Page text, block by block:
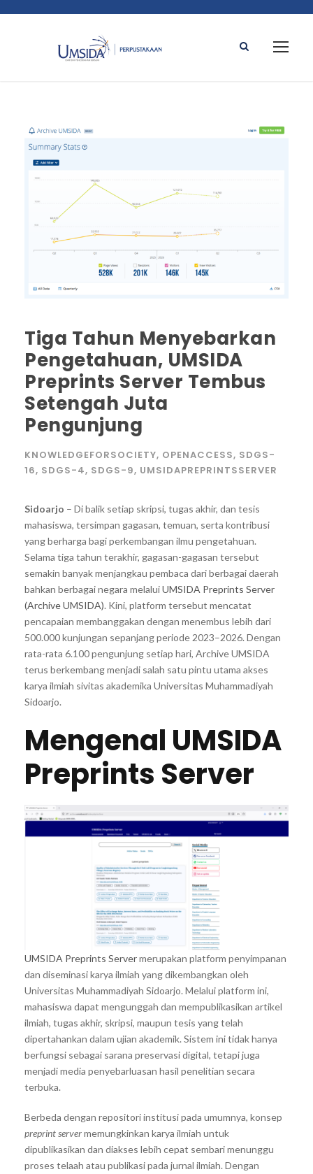
Tiga Tahun Menyebarkan
Pengetahuan, UMSIDA
Preprints Server Tembus
Setengah Juta
Pengunjung
KNOWLEDGEFORSOCIETY, OPENACCESS, SDGS-
16, SDGS-4, SDGS-9, UMSIDAPREPRINTSSERVER
Sidoarjo – Di balik setiap skripsi, tugas akhir, dan tesis
mahasiswa, tersimpan gagasan, temuan, serta kontribusi
yang berharga bagi perkembangan ilmu pengetahuan.
Selama tiga tahun terakhir, gagasan-gagasan tersebut
semakin banyak menjangkau pembaca dari berbagai daerah
bahkan berbagai negara melaluiUMSIDA Preprints Server
(Archive UMSIDA). Kini, platform tersebut mencatat
pencapaian membanggakan dengan menembus lebih dari
500.000 kunjungan sepanjang periode 2023–2026. Dengan
rata-rata 6.100 pengunjung setiap hari, Archive UMSIDA
terus berkembang menjadi salah satu pintu utama akses
karya ilmiah sivitas akademika Universitas Muhammadiyah
Sidoarjo.
Mengenal UMSIDA
Preprints Server
UMSIDA Preprints Servermerupakan platform penyimpanan
dan diseminasi karya ilmiah yang dikembangkan oleh
Universitas Muhammadiyah Sidoarjo. Melalui platform ini,
mahasiswa dapat mengunggah dan mempublikasikan artikel
ilmiah, tugas akhir, skripsi, maupun tesis yang telah
dipertahankan dalam ujian akademik. Sistem ini tidak hanya
berfungsi sebagai sarana preservasi digital, tetapi juga
menjadi media penyebarluasan hasil penelitian secara
terbuka.
Berbeda dengan repositori institusi pada umumnya, konsep
preprint servermemungkinkan karya ilmiah untuk
dipublikasikan dan diakses lebih cepat sembari menunggu
proses telaah atau publikasi pada jurnal ilmiah. Dengan